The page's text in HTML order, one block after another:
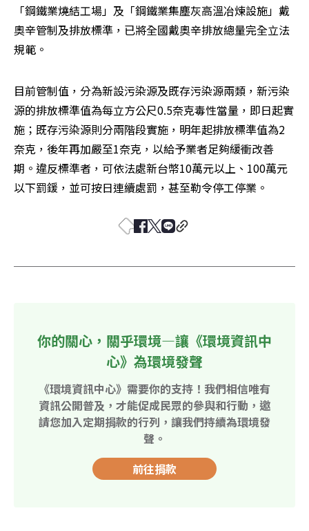
「鋼鐵業燒結工場」及「鋼鐵業集塵灰高溫冶煉設施」戴
奧辛管制及排放標準，已將全國戴奧辛排放總量完全立法
規範。
目前管制值，分為新設污染源及既存污染源兩類，新污染
源的排放標準值為每立方公尺0.5奈克毒性當量，即日起實
施；既存污染源則分兩階段實施，明年起排放標準值為2
奈克，後年再加嚴至1奈克，以給予業者足夠緩衝改善
期。違反標準者，可依法處新台幣10萬元以上、100萬元
以下罰鍰，並可按日連續處罰，甚至勒令停工停業。
你的關心，關乎環境—讓《環境資訊中
心》為環境發聲
《環境資訊中心》需要你的支持！我們相信唯有
資訊公開普及，才能促成民眾的參與和行動，邀
請您加入定期捐款的行列，讓我們持續為環境發
聲。
前往捐款